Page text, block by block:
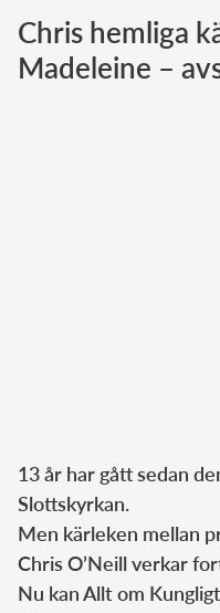
Chris hemliga
Madeleine –
13 år har gått sedan
Slottskyrkan.
Men kärleken mellan
Chris O’Neill verkar
Nu kan Allt om